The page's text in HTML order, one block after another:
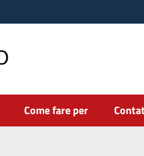
Come fare per